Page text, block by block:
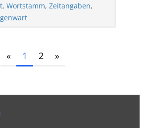
, Wortstamm, Zeitangaben,
« 1 2 »